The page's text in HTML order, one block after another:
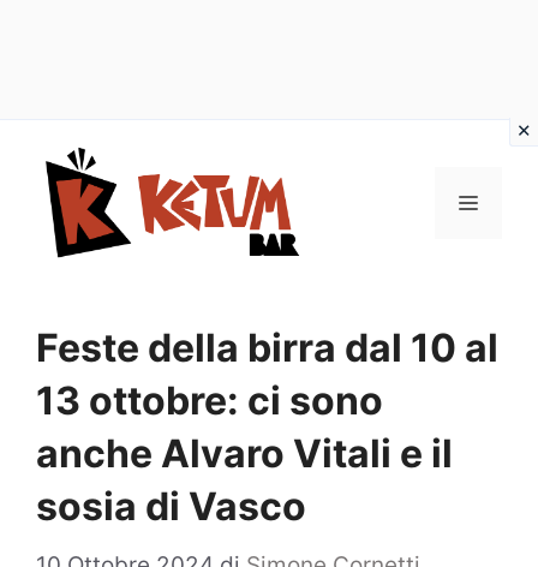
contenuto
Menu
Feste della birra dal 10 al
13 ottobre: ci sono
anche Alvaro Vitali e il
sosia di Vasco